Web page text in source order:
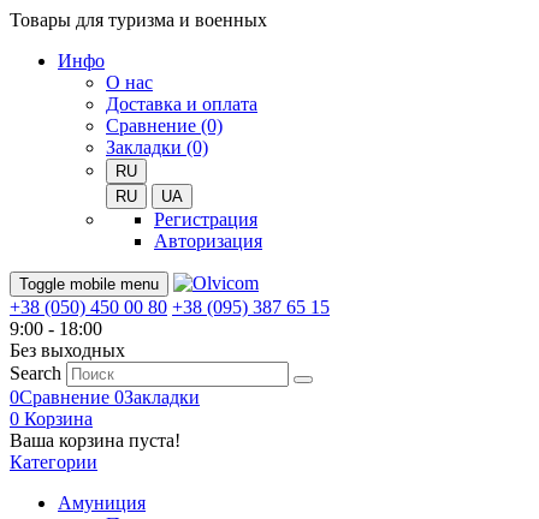
Товары для туризма и военных
Инфо
О нас
Доставка и оплата
Сравнение (0)
Закладки (0)
RU
RU
UA
Регистрация
Авторизация
Toggle mobile menu
+38 (050) 450 00 80 +38 (095) 387 65 15
9:00 - 18:00
Без выходных
Search
0Сравнение 0Закладки
0 Корзина
Ваша корзина пуста!
Категории
Амуниция